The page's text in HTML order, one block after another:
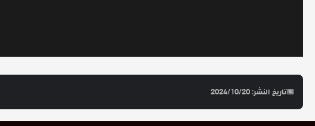
📅تاريخ النشر: 2024/10/20